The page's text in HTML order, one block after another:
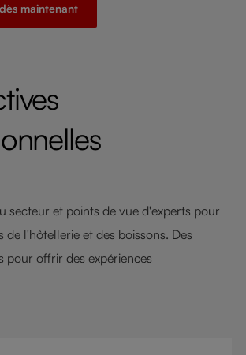
maintenant
secteur et points de vue d'experts pour
de l'hôtellerie et des boissons. Des
pour offrir des expériences